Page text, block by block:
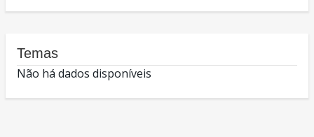
Temas
Não há dados disponíveis